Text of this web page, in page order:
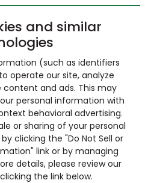
and similar
(such as identifiers
operate our site, analyze
and ads. This may
personal information with
behavioral advertising.
or sharing of your personal
clicking the "Do Not Sell or
link or by managing
details, please review our
the link below.